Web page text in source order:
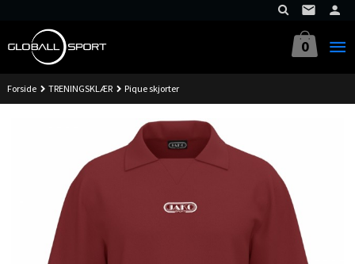
innholdet
0
Forside TRENINGSKLÆR Pique skjorter